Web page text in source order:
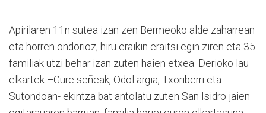
Apirilaren 11n sutea izan zen Bermeoko alde zaharrean
eta horren ondorioz, hiru eraikin eraitsi egin ziren eta 35
familiak utzi behar izan zuten haien etxea. Derioko lau
elkartek –Gure señeak, Odol argia, Txoriberri eta
Sutondoan- ekintza bat antolatu zuten San Isidro jaien